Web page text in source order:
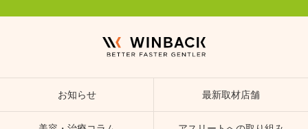
お知らせ 最新取材店舗